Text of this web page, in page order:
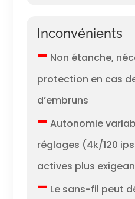
Inconvénients
– Non étanche,
protection en cas
d’embruns
– Autonomie
réglages (4k/120
actives plus
– Le sans-fil peut